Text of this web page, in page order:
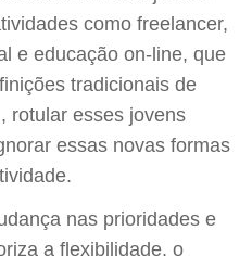
como freelancer,
e educação on-line, que
tradicionais de
rotular esses jovens
essas novas formas
nas prioridades e
a flexibilidade, o